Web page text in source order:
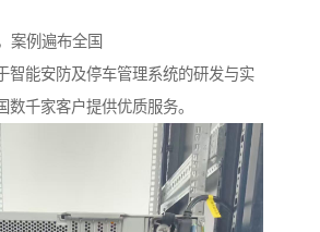
案例遍布全国
智能安防及停车管理系统的研发与实
数千家客户提供优质服务。